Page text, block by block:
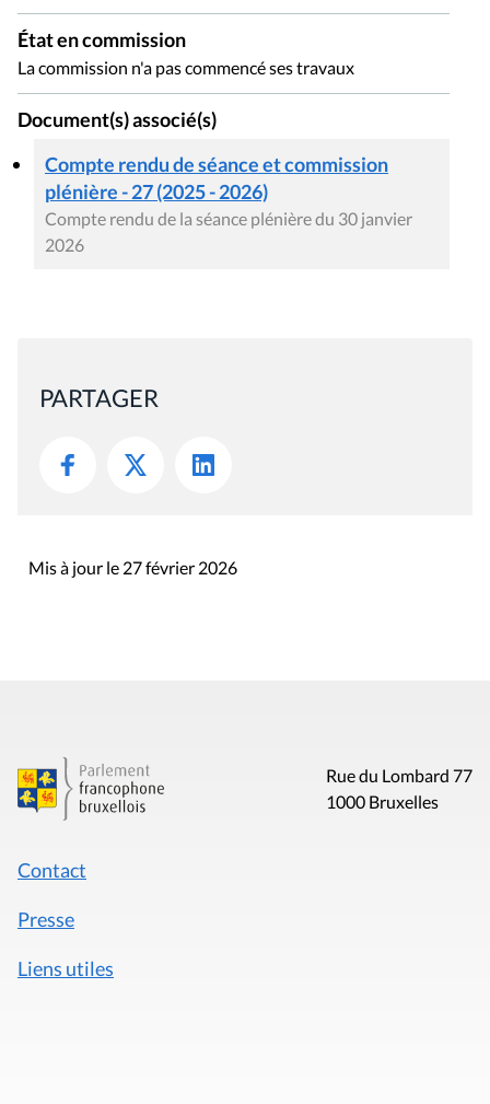
État en commission
La commission n'a pas commencé ses travaux
Document(s) associé(s)
Compte rendu de séance et commission
plénière - 27 (2025 - 2026)
Compte rendu de la séance plénière du 30 janvier
2026
PARTAGER
Mis à jour le 27 février 2026
Rue du Lombard 77
1000 Bruxelles
Contact
Presse
Liens utiles